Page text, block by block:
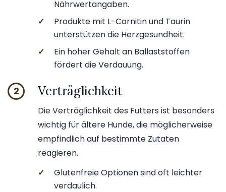
Nährwertangaben.
✓
Produkte mit L-Carnitin und Taurin
unterstützen die Herzgesundheit.
✓
Ein hoher Gehalt an Ballaststoffen
fördert die Verdauung.
2 Verträglichkeit
Die Verträglichkeit des Futters ist besonders
wichtig für ältere Hunde, die möglicherweise
empfindlich auf bestimmte Zutaten
reagieren.
✓
Glutenfreie Optionen sind oft leichter
verdaulich.